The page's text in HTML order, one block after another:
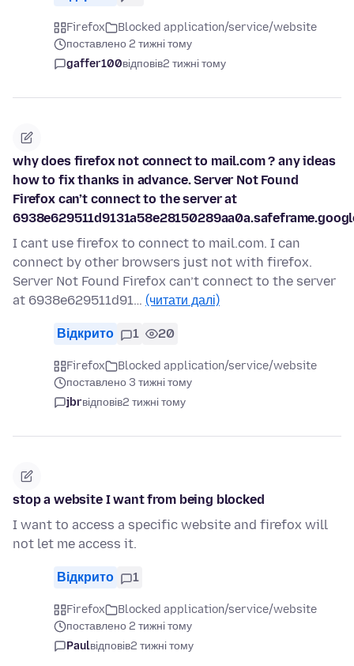
Firefox
Blocked application/service/website
поставлено 2 тижні тому
gaffer100відповів2 тижні тому
why does firefox not connect to mail.com ? any ideas
how to fix thanks in advance. Server Not Found
Firefox can’t connect to the server at
I cant use firefox to connect to mail.com. I can
connect by other browsers just not with firefox.
Server Not Found Firefox can’t connect to the server
at 6938e629511d91… (читати далі)
Відкрито 1 20
Firefox
Blocked application/service/website
поставлено 3 тижні тому
jbrвідповів2 тижні тому
stop a website I want from being blocked
I want to access a specific website and firefox will
not let me access it.
Відкрито 1
Firefox
Blocked application/service/website
поставлено 2 тижні тому
Paulвідповів2 тижні тому